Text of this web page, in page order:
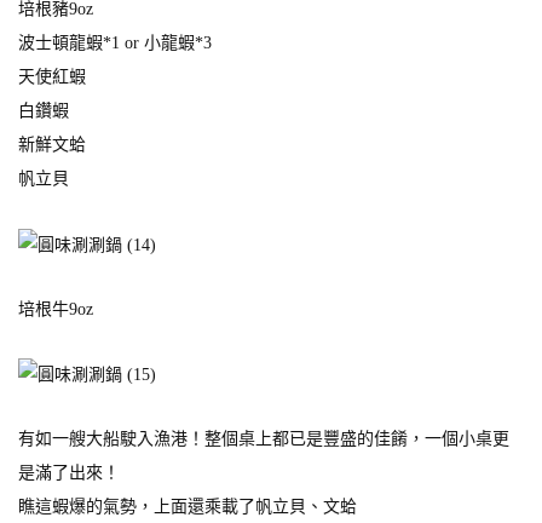
培根豬9oz
波士頓龍蝦*1 or 小龍蝦*3
天使紅蝦
白鑽蝦
新鮮文蛤
帆立貝
培根牛9oz
有如一艘大船駛入漁港！整個桌上都已是豐盛的佳餚，一個小桌更
是滿了出來！
瞧這蝦爆的氣勢，上面還乘載了帆立貝、文蛤